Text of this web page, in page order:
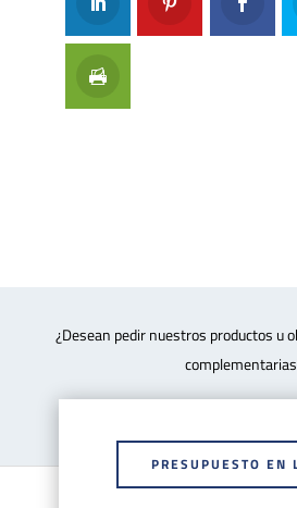
¿Desean pedir nuestros productos u
PRESUPUESTO EN